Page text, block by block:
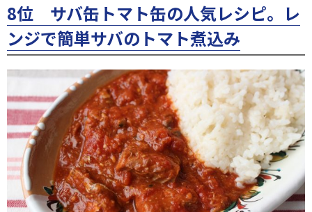
8位 サバ缶トマト缶の人気レシピ。レ
ンジで簡単サバのトマト煮込み